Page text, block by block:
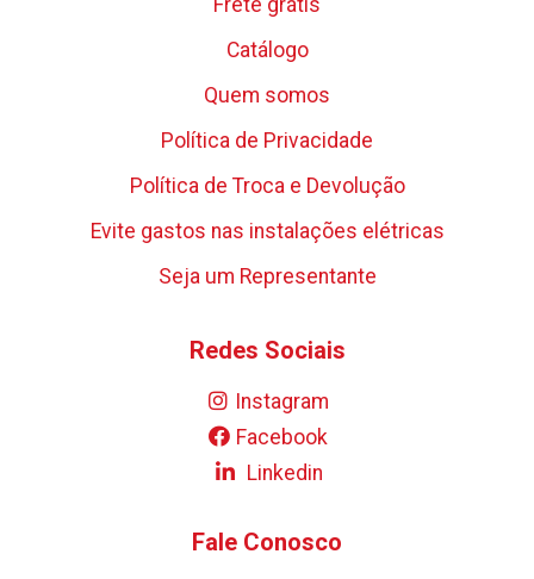
Catálogo
Quem somos
Política de Privacidade
Política de Troca e Devolução
Evite gastos nas instalações elétricas
Seja um Representante
Redes Sociais
Instagram
Facebook
Linkedin
Fale Conosco